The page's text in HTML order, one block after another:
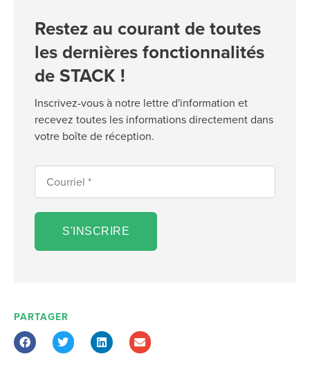
Restez au courant de toutes
les dernières fonctionnalités
de STACK !
Inscrivez-vous à notre lettre d'information et
recevez toutes les informations directement dans
votre boîte de réception.
S'INSCRIRE
PARTAGER